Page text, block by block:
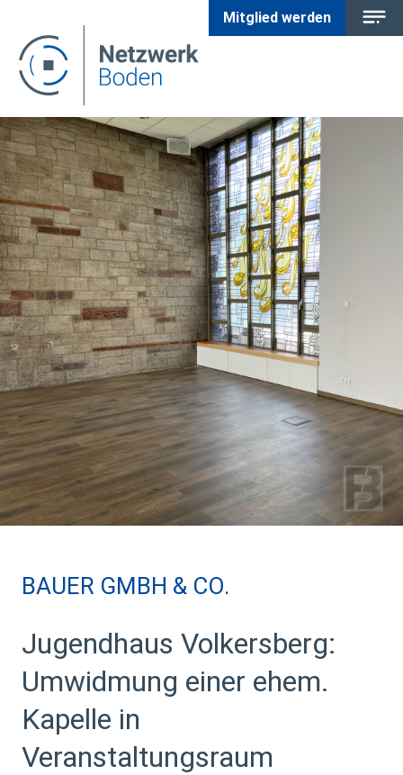
Mitglied werden
BAUER GMBH & CO.
Jugendhaus Volkersberg:
Umwidmung einer ehem.
Kapelle in
Veranstaltungsraum